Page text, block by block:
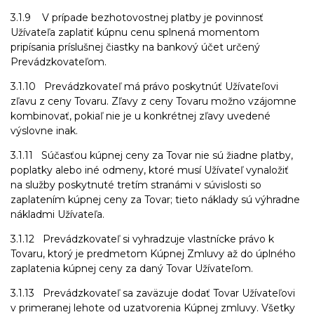
3.1.9 V prípade bezhotovostnej platby je povinnosť
Užívateľa zaplatiť kúpnu cenu splnená momentom
pripísania príslušnej čiastky na bankový účet určený
Prevádzkovateľom.
3.1.10 Prevádzkovateľ má právo poskytnúť Užívateľovi
zľavu z ceny Tovaru. Zľavy z ceny Tovaru možno vzájomne
kombinovať, pokiaľ nie je u konkrétnej zľavy uvedené
výslovne inak.
3.1.11 Súčasťou kúpnej ceny za Tovar nie sú žiadne platby,
poplatky alebo iné odmeny, ktoré musí Užívateľ vynaložiť
na služby poskytnuté tretím stranámi v súvislosti so
zaplatením kúpnej ceny za Tovar; tieto náklady sú výhradne
nákladmi Užívateľa.
3.1.12 Prevádzkovateľ si vyhradzuje vlastnícke právo k
Tovaru, ktorý je predmetom Kúpnej Zmluvy až do úplného
zaplatenia kúpnej ceny za daný Tovar Užívateľom.
3.1.13 Prevádzkovateľ sa zaväzuje dodať Tovar Užívateľovi
v primeranej lehote od uzatvorenia Kúpnej zmluvy. Všetky